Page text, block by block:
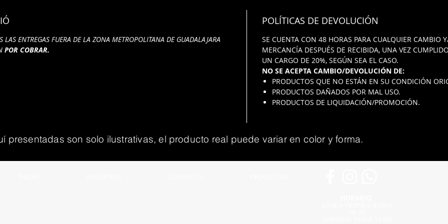
LAS ENTREGAS FUERA DE LA ZONA METROPOLITANA DE GUADALAJARA
POR COBRAR.
POLÍTICAS DE DEVOLUCIÓN
SE CUENTA CON 48 HORAS PARA CUALQUIER CAMBIO
MERCANCÍA DESPUÉS DE RECIBIDA, UNA VEZ
UN CARGO DE 20%, SEGÚN SEA EL CASO.
NO SE ACEPTA CAMBIO/DEVOLUCIÓN DE:
PRODUCTOS QUE NO ESTÁN EN SU CONDICIÓN
PRODUCTOS DAÑADOS POR MAL USO.
PRODUCTOS DE LIQUIDACIÓN/PROMOCIÓN.
presentadas son solo ilustrativas, el producto real puede variar en color y forma.